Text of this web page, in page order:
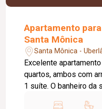
Apartamento
Santa Mônica
Santa Mônica -
Excelente
quartos, ambos com
1 suíte. O banheiro da